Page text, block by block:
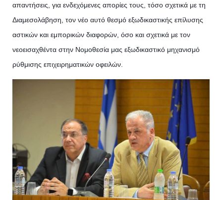
απαντήσεις, για ενδεχόμενες απορίες τους, τόσο σχετικά με τη
Διαμεσολάβηση, τον νέο αυτό θεσμό εξωδικαστικής επίλυσης
αστικών και εμπορικών διαφορών, όσο και σχετικά με τον
νεοεισαχθέντα στην Νομοθεσία μας εξωδικαστικό μηχανισμό
ρύθμισης επιχειρηματικών οφειλών.